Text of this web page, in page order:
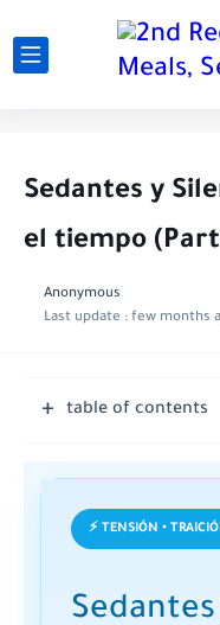
Sedantes y
el tiempo
Anonymous
Last update : few months
table of contents
⚡ TENSIÓN •